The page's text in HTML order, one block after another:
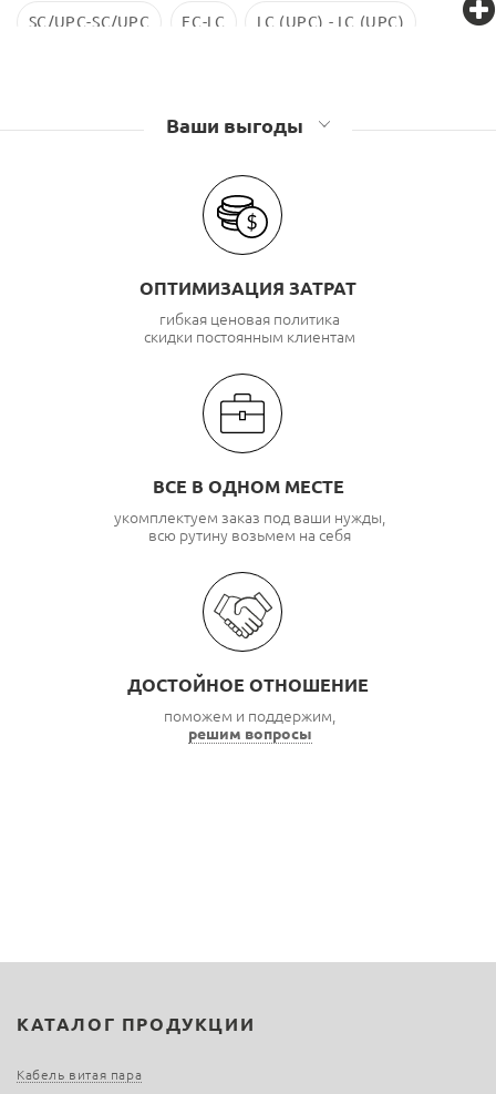
SC/UPC-SC/UPC FC-LC LC (UPC) - LC (UPC)
Ваши выгоды
ОПТИМИЗАЦИЯ ЗАТРАТ
гибкая ценовая политика
скидки постоянным клиентам
ВСЕ В ОДНОМ МЕСТЕ
укомплектуем заказ под ваши нужды,
всю рутину возьмем на себя
ДОСТОЙНОЕ ОТНОШЕНИЕ
поможем и поддержим,
решим вопросы
КАТАЛОГ ПРОДУКЦИИ
Кабель витая пара